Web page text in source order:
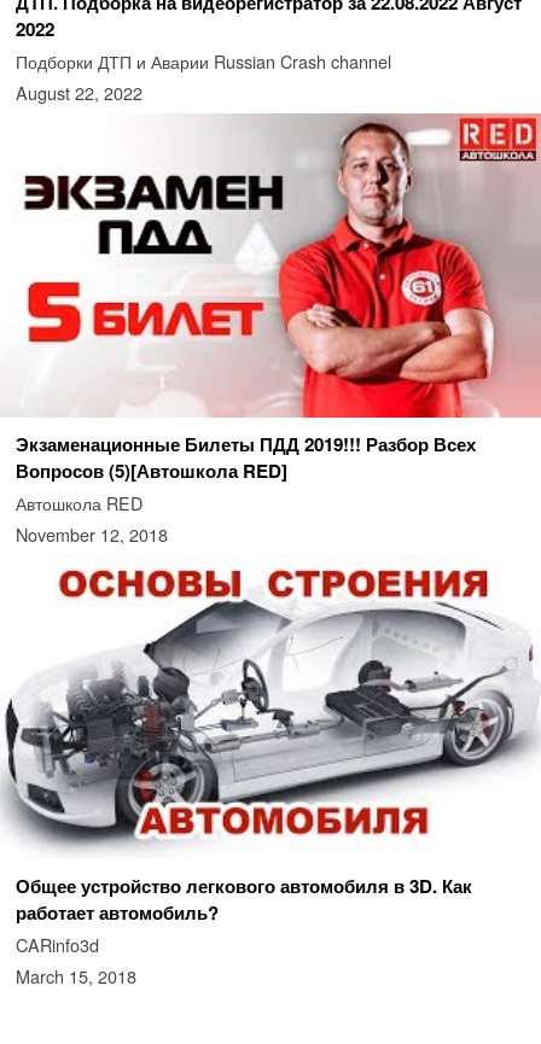
2022
Подборки ДТП и Аварии Russian Crash channel
August 22, 2022
Экзаменационные Билеты ПДД 2019!!! Разбор Всех
Вопросов (5)[Автошкола RED]
Автошкола RED
November 12, 2018
Общее устройство легкового автомобиля в 3D. Как
работает автомобиль?
CARinfo3d
March 15, 2018